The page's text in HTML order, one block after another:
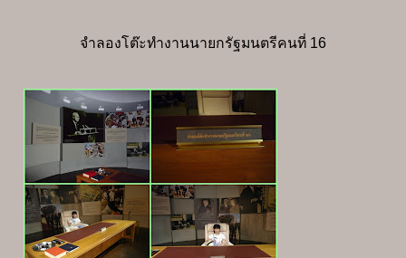
จำลองโต๊ะทำงานนายกรัฐมนตรีคนที่ 16